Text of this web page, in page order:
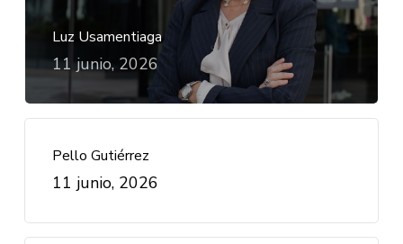
Luz Usamentiaga
11 junio, 2026
Pello Gutiérrez
11 junio, 2026